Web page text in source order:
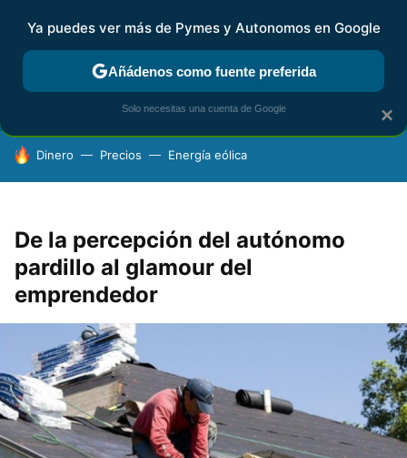
FISCALIDAD Y CONTABILIDAD KIT DIGITAL RENTA
HOY SE HABLA DE
Dinero Precios Energía eólica
De la percepción del autónomo
pardillo al glamour del
emprendedor
×
Ya puedes ver más de Pymes y Autonomos en Google
Añádenos como fuente preferida
Solo necesitas una cuenta de Google